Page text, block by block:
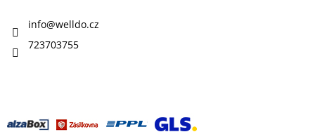
info@welldo.cz
723703755